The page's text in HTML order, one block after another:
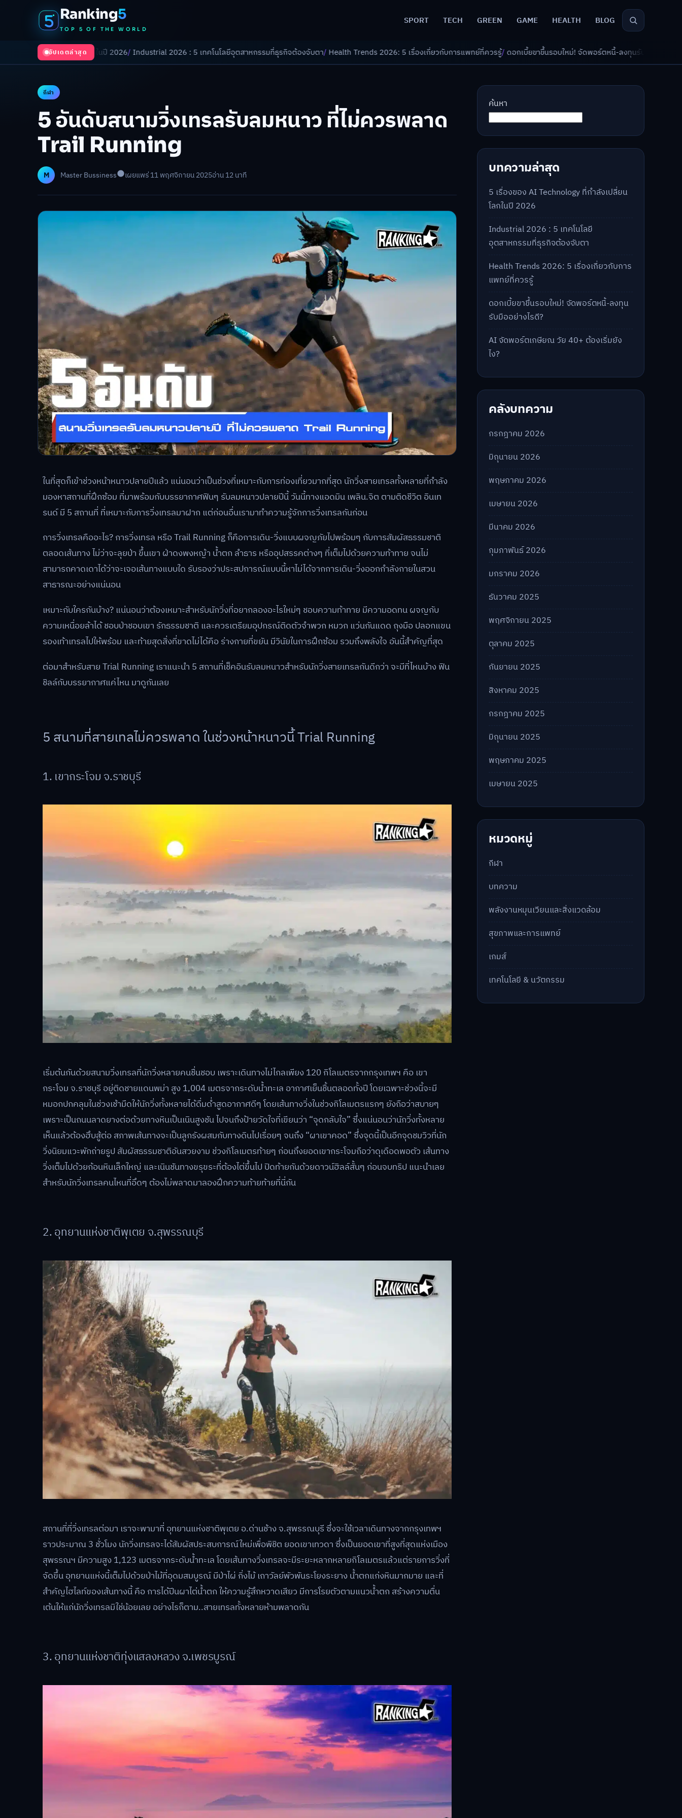
Ranking5
TOP 5 OF THE WORLD
SPORT TECH GREEN GAME HEALTH BLOG
อัปเดตล่าสุด
/Industrial 2026 : 5 เทคโนโลยีอุตสาหกรรมที่ธุรกิจต้องจับตา/Health Trends 2026: 5 เรื่องเกี่ยวกับการแพทย์ที่ควรรู้/ดอกเบี้ยขาขึ้นรอบใหม่! จัดพอร์ตหนี้-ลงทุนรับมืออย่างไรดี?/AI จัดพอร์ตเกษียณ วัย
กีฬา
5 อันดับสนามวิ่งเทรลรับลมหนาว ที่ไม่ควรพลาด
Trail Running
M Master Bussiness เผยแพร่ 11 พฤศจิกายน 2025อ่าน 12 นาที
ในที่สุดก็เข้าช่วงหน้าหนาวปลายปีแล้ว แน่นอนว่าเป็นช่วงที่เหมาะกับการท่องเที่ยวมากที่สุด นักวิ่งสายเทรลทั้งหลายที่กำลัง
มองหาสถานที่ฝึกซ้อม ที่มาพร้อมกับบรรยากาศฟินๆ รับลมหนาวปลายปีนี้ วันนี้ทางแอดมิน เพลิน.จิต ตามติดชีวิต อินเท
รนด์ มี 5 สถานที่ ที่เหมาะกับการวิ่งเทรลมาฝาก แต่ก่อนอื่นเรามาทำความรู้จักการวิ่งเทรลกันก่อน
การวิ่งเทรลคืออะไร? การวิ่งเทรล หรือ Trail Running ก็คือการเดิน-วิ่งแบบผจญภัยไปพร้อมๆ กับการสัมผัสธรรมชาติ
ตลอดเส้นทาง ไม่ว่าจะลุยป่า ขึ้นเขา ฝ่าดงพงหญ้า น้ำตก ลำธาร หรืออุปสรรคต่างๆ ที่เต็มไปด้วยความท้าทาย จนไม่
สามารถคาดเดาได้ว่าจะเจอเส้นทางแบบใด รับรองว่าประสปการณ์แบบนี้หาไม่ได้จากการเดิน-วิ่งออกกำลังกายในสวน
สาธารณะอย่างแน่นอน
เหมาะกับใครกันบ้าง? แน่นอนว่าต้องเหมาะสำหรับนักวิ่งที่อยากลองอะไรใหม่ๆ ชอบความท้าทาย มีความอดทน ผจญกับ
ความเหนื่อยล้าได้ ชอบป่าชอบเขา รักธรรมชาติ และควรเตรียมอุปกรณ์ติดตัวจำพวก หมวก แว่นกันแดด ถุงมือ ปลอกแขน
รองเท้าเทรลไปให้พร้อม และท้ายสุดสิ่งที่ขาดไม่ได้คือ ร่างกายที่ขยัน มีวินัยในการฝึกซ้อม รวมถึงพลังใจ อันนี้สำคัญที่สุด
ต่อมาสำหรับสาย Trial Running เราแนะนำ 5 สถานที่เช็คอินรับลมหนาวสำหรับนักวิ่งสายเทรลกันดีกว่า จะมีที่ไหนบ้าง ฟิน
ชิลล์กับบรรยากาศแค่ไหน มาดูกันเลย
5 สนามที่สายเทลไม่ควรพลาด ในช่วงหน้าหนาวนี้ Trial Running
1. เขากระโจม จ.ราชบุรี
เริ่มต้นกันด้วยสนามวิ่งเทรลที่นักวิ่งหลายคนชื่นชอบ เพราะเดินทางไม่ไกลเพียง 120 กิโลเมตรจากกรุงเทพฯ คือ เขา
กระโจม จ.ราชบุรี อยู่ติดชายแดนพม่า สูง 1,004 เมตรจากระดับน้ำทะเล อากาศเย็นชื้นตลอดทั้งปี โดยเฉพาะช่วงนี้จะมี
หมอกปกคลุมในช่วงเช้ามืดให้นักวิ่งทั้งหลายได้ดื่มด่ำสูดอากาศดีๆ โดยเส้นทางวิ่งในช่วงกิโลเมตรแรกๆ ยังถือว่าสบายๆ
เพราะเป็นถนนลาดยางต่อด้วยทางหินเป็นเนินสูงชัน ไปจนถึงป้ายวัดใจที่เขียนว่า “จุดกลับใจ” ซึ่งแน่นอนว่านักวิ่งทั้งหลาย
เห็นแล้วต้องฮึบสู้ต่อ สภาพเส้นทางจะเป็นลูกรังผสมกับทางดินไปเรื่อยๆ จนถึง “ผาเขาคอด” ซึ่งจุดนี้เป็นอีกจุดชมวิวที่นัก
วิ่งนิยมแวะพักถ่ายรูป สัมผัสธรรมชาติอันสวยงาม ช่วงกิโลเมตรท้ายๆ ก่อนถึงยอดเขากระโจมถือว่าดุเดือดพอตัว เส้นทาง
วิ่งเต็มไปด้วยก้อนหินเล็กใหญ่ และเนินชันทางขรุขระที่ต้องไต่ขึ้นไป ปิดท้ายกันด้วยดาวน์ฮิลล์สั้นๆ ก่อนจบทริป แนะนำเลย
สำหรับนักวิ่งเทรลคนไหนที่อึดๆ ต้องไม่พลาดมาลองฝึกความท้ายท้ายที่นี่กัน
2. อุทยานแห่งชาติพุเตย จ.สุพรรณบุรี
สถานที่ที่วิ่งเทรลต่อมา เราจะพามาที่ อุทยานแห่งชาติพุเตย อ.ด่านช้าง จ.สุพรรณบุรี ซึ่งจะใช้เวลาเดินทางจากกรุงเทพฯ
ราวประมาณ 3 ชั่วโมง นักวิ่งเทรลจะได้สัมผัสประสบการณ์ใหม่เพื่อพิชิต ยอดเขาเทวดา ซึ่งเป็นยอดเขาที่สูงที่สุดแห่งเมือง
สุพรรณฯ มีความสูง 1,123 เมตรจากระดับน้ำทะเล โดยเส้นทางวิ่งเทรลจะมีระยะหลากหลายกิโลเมตรแล้วแต่รายการวิ่งที่
จัดขึ้น อุทยานแห่งนี้เต็มไปด้วยป่าไม้ที่อุดมสมบูรณ์ มีป่าไผ่ กิ่งไม้ เถาวัลย์พัวพันระโยงระยาง น้ำตกแก่งหินมากมาย และที่
สำคัญไฮไลท์ของเส้นทางนี้ คือ การได้ปีนผาไต่น้ำตก ให้ความรู้สึกหวาดเสียว มีการโรยตัวตามแนวน้ำตก สร้างความตื่น
เต้นให้แก่นักวิ่งเทรลมิใช่น้อยเลย อย่างไรก็ตาม..สายเทรลทั้งหลายห้ามพลาดกัน
3. อุทยานแห่งชาติทุ่งแสลงหลวง จ.เพชรบูรณ์
ค้นหา
บทความล่าสุด
5 เรื่องของ AI Technology ที่กำลังเปลี่ยน
โลกในปี 2026
Industrial 2026 : 5 เทคโนโลยี
อุตสาหกรรมที่ธุรกิจต้องจับตา
Health Trends 2026: 5 เรื่องเกี่ยวกับการ
แพทย์ที่ควรรู้
ดอกเบี้ยขาขึ้นรอบใหม่! จัดพอร์ตหนี้-ลงทุน
รับมืออย่างไรดี?
AI จัดพอร์ตเกษียณ วัย 40+ ต้องเริ่มยัง
ไง?
คลังบทความ
กรกฎาคม 2026
มิถุนายน 2026
พฤษภาคม 2026
เมษายน 2026
มีนาคม 2026
กุมภาพันธ์ 2026
มกราคม 2026
ธันวาคม 2025
พฤศจิกายน 2025
ตุลาคม 2025
กันยายน 2025
สิงหาคม 2025
กรกฎาคม 2025
มิถุนายน 2025
พฤษภาคม 2025
เมษายน 2025
หมวดหมู่
กีฬา
บทความ
พลังงานหมุนเวียนและสิ่งแวดล้อม
สุขภาพและการแพทย์
เกมส์
เทคโนโลยี & นวัตกรรม